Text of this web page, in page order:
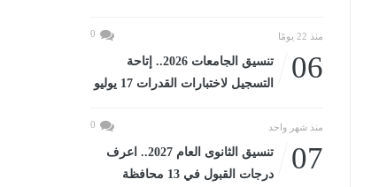
منذ 22 يومًا 0
06
تنسيق الجامعات 2026.. إتاحة
التسجيل لاختبارات القدرات 17 يوليو
منذ شهر واحد 0
07
تنسيق الثانوى العام 2027.. اعرف
درجات القبول في 13 محافظة